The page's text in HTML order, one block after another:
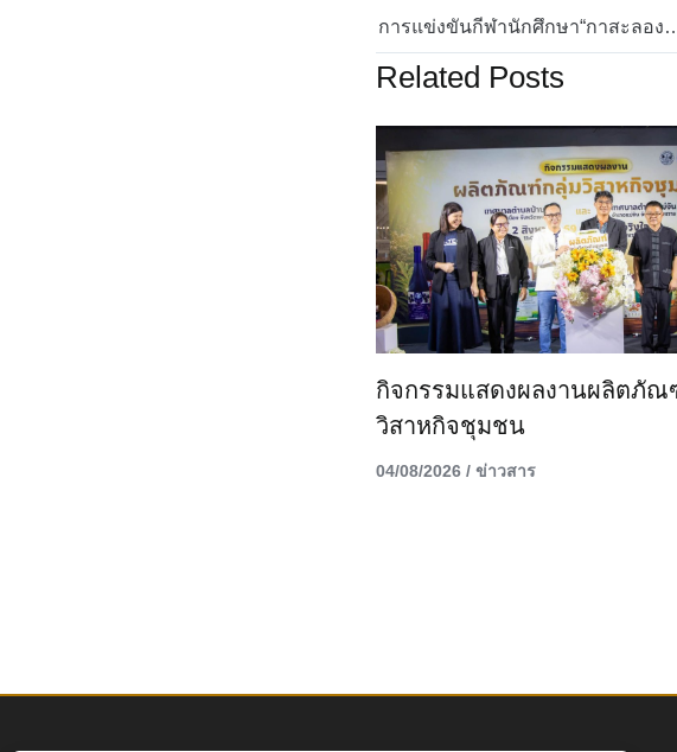
การแข่งขันกีฬานักศึกษา“กาสะลองค
Related Posts
กิจกรรมแสดงผลงานผลิตภั
วิสาหกิจชุมชน
04/08/2026 / ข่าวสาร